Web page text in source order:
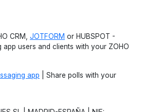
CRM, JOTFORM or HUBSPOT -
users and clients with your ZOHO
app | Share polls with your